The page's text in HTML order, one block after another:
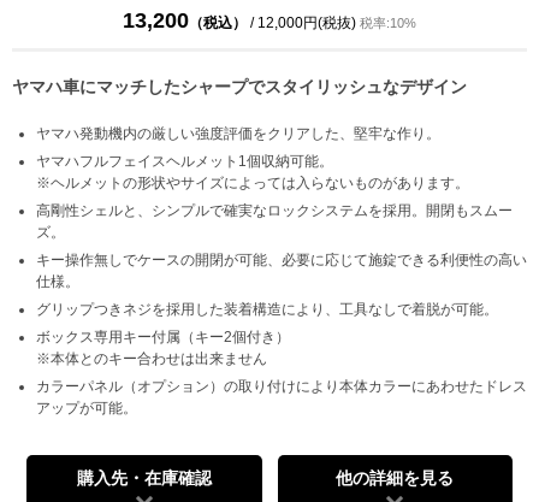
13,200 （税込） / 12,000円(税抜) 税率:10%
ヤマハ車にマッチしたシャープでスタイリッシュなデザイン
ヤマハ発動機内の厳しい強度評価をクリアした、堅牢な作り。
ヤマハフルフェイスヘルメット1個収納可能。
※ヘルメットの形状やサイズによっては入らないものがあります。
高剛性シェルと、シンプルで確実なロックシステムを採用。開閉もスムー
ズ。
キー操作無しでケースの開閉が可能、必要に応じて施錠できる利便性の高い
仕様。
グリップつきネジを採用した装着構造により、工具なしで着脱が可能。
ボックス専用キー付属（キー2個付き）
※本体とのキー合わせは出来ません
カラーパネル（オプション）の取り付けにより本体カラーにあわせたドレス
アップが可能。
購入先・在庫確認 他の詳細を見る